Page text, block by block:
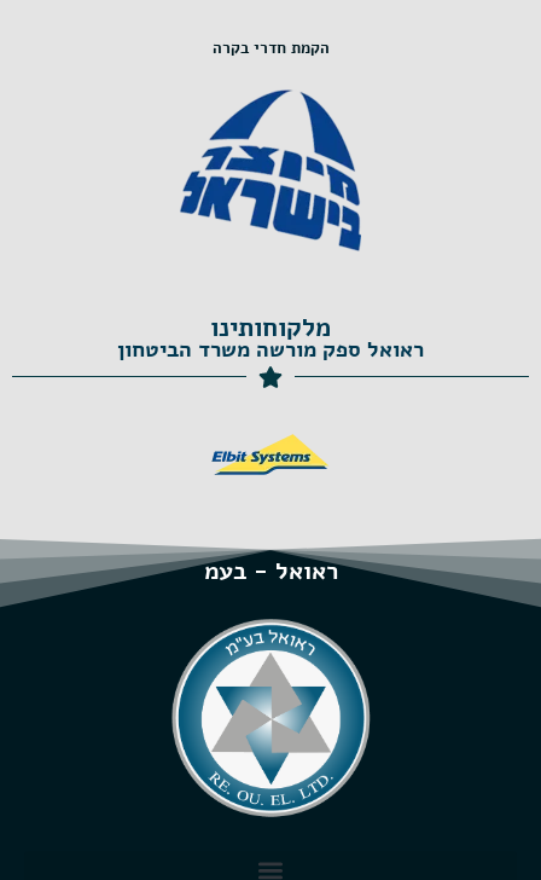
הקמת חדרי בקרה
מלקוחותינו
ראואל ספק מורשה משרד הביטחון
ראואל - בעמ